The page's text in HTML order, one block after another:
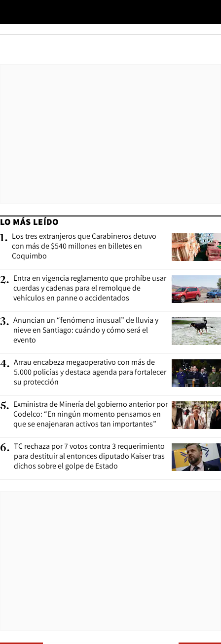
LO MÁS LEÍDO
1. Los tres extranjeros que Carabineros detuvo
con más de $540 millones en billetes en
Coquimbo
2. Entra en vigencia reglamento que prohíbe usar
cuerdas y cadenas para el remolque de
vehículos en panne o accidentados
3. Anuncian un “fenómeno inusual” de lluvia y
nieve en Santiago: cuándo y cómo será el
evento
4. Arrau encabeza megaoperativo con más de
5.000 policías y destaca agenda para fortalecer
su protección
5. Exministra de Minería del gobierno anterior por
Codelco: “En ningún momento pensamos en
que se enajenaran activos tan importantes”
6. TC rechaza por 7 votos contra 3 requerimiento
para destituir al entonces diputado Kaiser tras
dichos sobre el golpe de Estado